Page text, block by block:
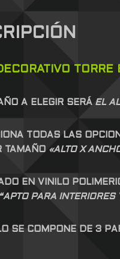
TORRE
A ELEGIR SERÁ EL
TODAS LAS
TAMAÑO «ALTO X
EN VINILO
“APTO PARA INTERIORES
SE COMPONE DE 3